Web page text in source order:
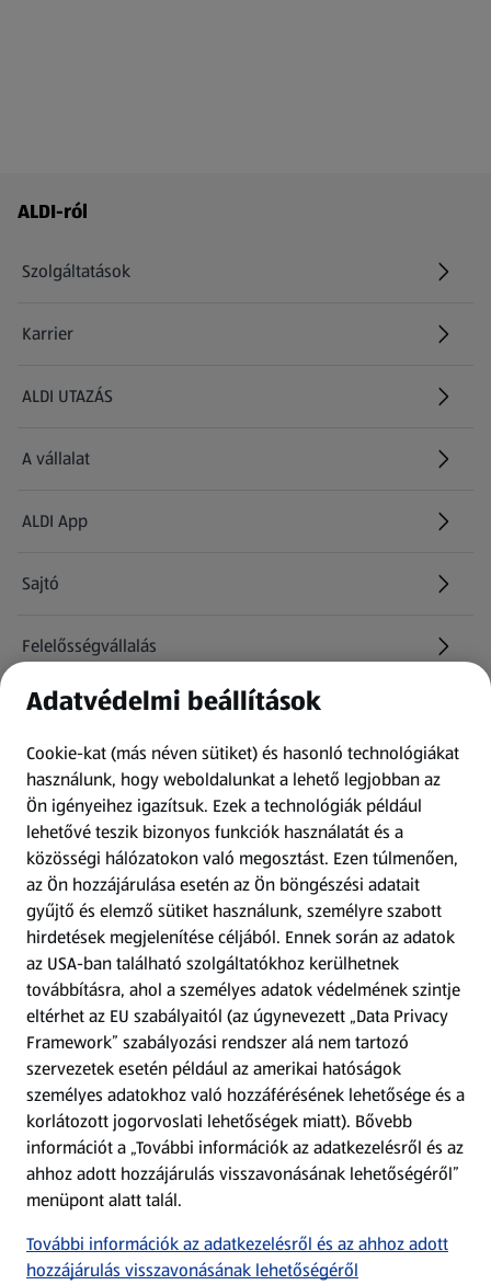
Láblécmenü - további linkek
ALDI-ról
Szolgáltatások
Karrier
(új oldalon nyílik meg)
ALDI UTAZÁS
(új oldalon nyílik meg)
A vállalat
ALDI App
Sajtó
Felelősségvállalás
Információk
Kérdőív
Fizetési lehetőségek
ALDI utalványok
Árcsökkentés
Adattörlő alkalmazás
Szervizpont
(új oldalon nyílik meg)
Fedezz fel minket az interneten!
Töltsd le az ALDI Magyarország applikációt!
Adatvédelmi beállítások
Cookie-kat (más néven sütiket) és hasonló technológiákat
használunk, hogy weboldalunkat a lehető legjobban az
Ön igényeihez igazítsuk. Ezek a technológiák például
lehetővé teszik bizonyos funkciók használatát és a
közösségi hálózatokon való megosztást. Ezen túlmenően,
az Ön hozzájárulása esetén az Ön böngészési adatait
gyűjtő és elemző sütiket használunk, személyre szabott
hirdetések megjelenítése céljából. Ennek során az adatok
az USA-ban található szolgáltatókhoz kerülhetnek
továbbításra, ahol a személyes adatok védelmének szintje
eltérhet az EU szabályaitól (az úgynevezett „Data Privacy
Framework” szabályozási rendszer alá nem tartozó
szervezetek esetén például az amerikai hatóságok
személyes adatokhoz való hozzáférésének lehetősége és a
korlátozott jogorvoslati lehetőségek miatt). Bővebb
információt a „További információk az adatkezelésről és az
ahhoz adott hozzájárulás visszavonásának lehetőségéről”
menüpont alatt talál.
További információk az adatkezelésről és az ahhoz adott
hozzájárulás visszavonásának lehetőségéről